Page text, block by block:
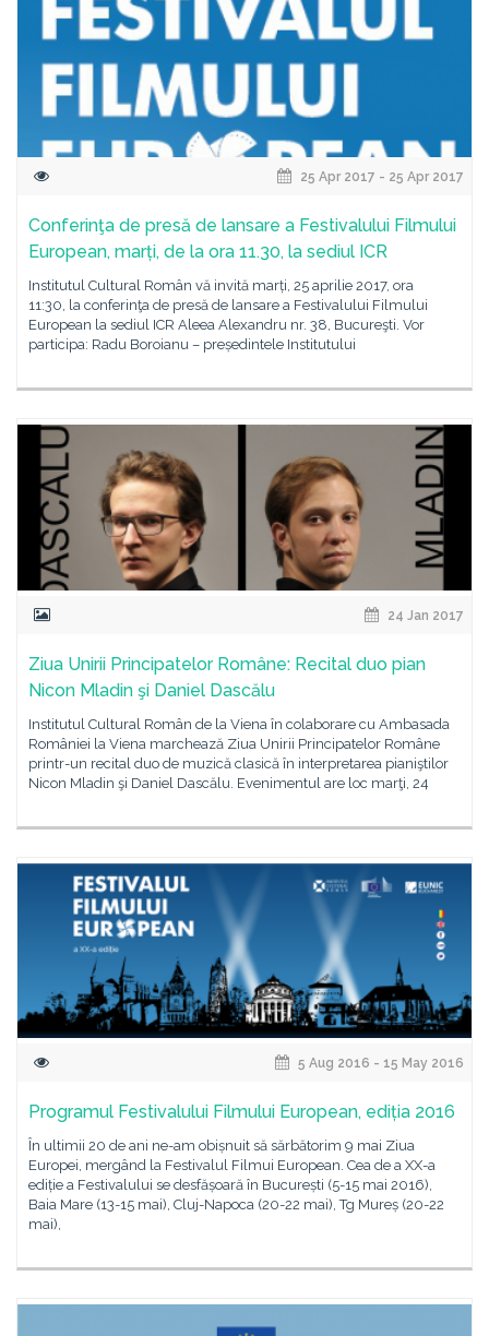
25 Apr 2017 - 25 Apr 2017
Conferinţa de presă de lansare a Festivalului Filmului
European, marți, de la ora 11.30, la sediul ICR
Institutul Cultural Român vă invită marți, 25 aprilie 2017, ora
11:30, la conferinţa de presă de lansare a Festivalului Filmului
European la sediul ICR Aleea Alexandru nr. 38, Bucureşti. Vor
participa: Radu Boroianu – președintele Institutului
24 Jan 2017
Ziua Unirii Principatelor Române: Recital duo pian
Nicon Mladin şi Daniel Dascălu
Institutul Cultural Român de la Viena în colaborare cu Ambasada
României la Viena marchează Ziua Unirii Principatelor Române
printr-un recital duo de muzică clasică în interpretarea pianiştilor
Nicon Mladin şi Daniel Dascălu. Evenimentul are loc marţi, 24
5 Aug 2016 - 15 May 2016
Programul Festivalului Filmului European, ediția 2016
În ultimii 20 de ani ne-am obișnuit să sărbătorim 9 mai Ziua
Europei, mergând la Festivalul Filmui European. Cea de a XX-a
ediție a Festivalului se desfășoară în București (5-15 mai 2016),
Baia Mare (13-15 mai), Cluj-Napoca (20-22 mai), Tg Mureș (20-22
mai),